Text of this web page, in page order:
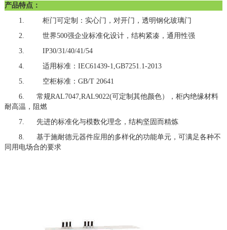
产品特点：
1. 柜门可定制：实心门，对开门，透明钢化玻璃门
2. 世界500强企业标准化设计，结构紧凑，通用性强
3. IP30/31/40/41/54
4. 适用标准： IEC61439-1,GB7251.1-2013
5. 空柜标准： GB/T 20641
6. 常规RAL7047,RAL9022(可定制其他颜色），柜内绝缘材料
耐高温，阻燃
7. 先进的标准化与模数化理念，结构坚固而精炼
8. 基于施耐德元器件应用的多样化的功能单元，可满足各种不
同用电场合的要求